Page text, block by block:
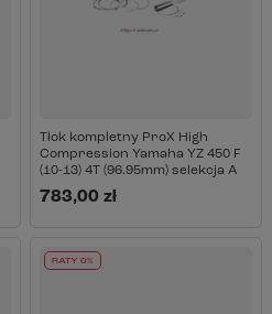
Tłok kompletny ProX High
Compression Yamaha YZ 450 F
(10-13) 4T (96.95mm) selekcja A
783,00 zł
RATY 0%